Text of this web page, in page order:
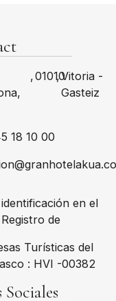
,01010
,Vitoria -
Gasteiz
18 10 00
en el
Registro de
Turísticas del
: HVI -00382
Sociales